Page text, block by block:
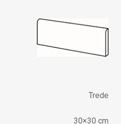
Trede
30×30 cm